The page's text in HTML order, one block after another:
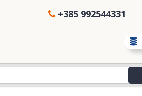
+385 992544331